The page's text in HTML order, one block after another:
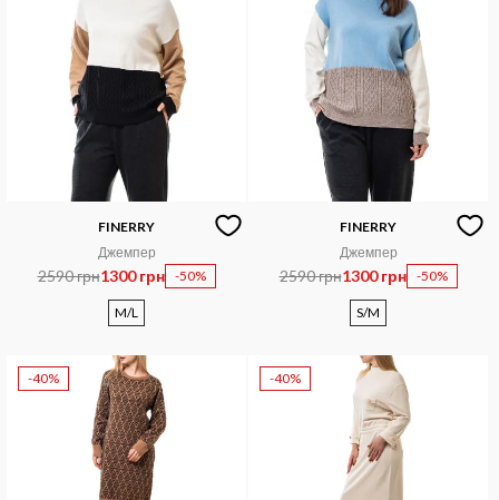
FINERRY
Джемпер
2590 грн1300 грн -50%
M/L
FINERRY
Джемпер
2590 грн1300 грн -50%
S/M
-40% -40%